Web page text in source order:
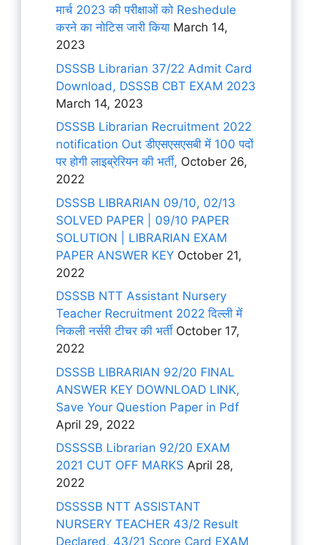
मार्च 2023 की परीक्षाओं को Reshedule
करने का नोटिस जारी किया March 14,
2023
DSSSB Librarian 37/22 Admit Card
Download, DSSSB CBT EXAM 2023
March 14, 2023
DSSSB Librarian Recruitment 2022
notification Out डीएसएसएसबी में 100 पदों
पर होगी लाइब्रेरियन की भर्ती, October 26,
2022
DSSSB LIBRARIAN 09/10, 02/13
SOLVED PAPER | 09/10 PAPER
SOLUTION | LIBRARIAN EXAM
PAPER ANSWER KEY October 21,
2022
DSSSB NTT Assistant Nursery
Teacher Recruitment 2022 दिल्ली में
निकली नर्सरी टीचर की भर्ती October 17,
2022
DSSSB LIBRARIAN 92/20 FINAL
ANSWER KEY DOWNLOAD LINK,
Save Your Question Paper in Pdf
April 29, 2022
DSSSSB Librarian 92/20 EXAM
2021 CUT OFF MARKS April 28,
2022
DSSSSB NTT ASSISTANT
NURSERY TEACHER 43/2 Result
Declared, 43/21 Score Card EXAM